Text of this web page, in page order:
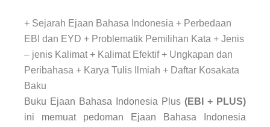
+ Sejarah Ejaan Bahasa Indonesia + Perbedaan
EBI dan EYD + Problematik Pemilihan Kata + Jenis
– jenis Kalimat + Kalimat Efektif + Ungkapan dan
Peribahasa + Karya Tulis Ilmiah + Daftar Kosakata
Baku
Buku Ejaan Bahasa Indonesia Plus (EBI + PLUS)
ini memuat pedoman Ejaan Bahasa Indonesia